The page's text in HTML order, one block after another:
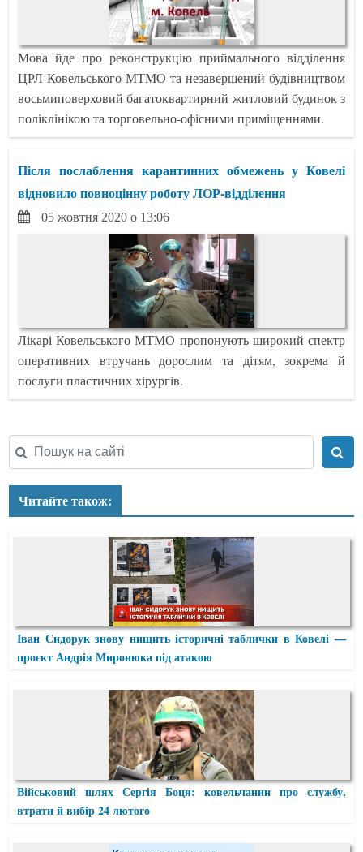
Мова йде про реконструкцію приймального відділення
ЦРЛ Ковельського МТМО та незавершений будівництвом
восьмиповерховий багатоквартирний житловий будинок з
поліклінікою та торговельно-офісними приміщеннями.
Після послаблення карантинних обмежень у Ковелі
відновило повноцінну роботу ЛОР-відділення
05 жовтня 2020 о 13:06
Лікарі Ковельського МТМО пропонують широкий спектр
оперативних втручань дорослим та дітям, зокрема й
послуги пластичних хірургів.
Читайте також:
Іван Сидорук знову нищить історичні таблички в Ковелі —
проєкт Андрія Миронюка під атакою
Військовий шлях Сергія Боця: ковельчанин про службу,
втрати й вибір 24 лютого